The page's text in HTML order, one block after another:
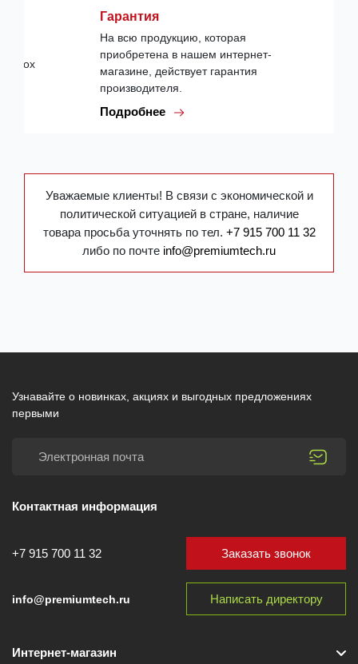
Гарантия
На всю продукцию, которая
приобретена в нашем интернет-
магазине, действует гарантия
производителя.
Подробнее
Уважаемые клиенты! В связи с экономической и
политической ситуацией в стране, наличие
товара просьба уточнять по тел. +7 915 700 11 32
либо по почте info@premiumtech.ru
Узнавайте о новинках, акциях и выгодных предложениях
первыми
Контактная информация
+7 915 700 11 32
info@premiumtech.ru
Заказать звонок
Написать директору
Интернет-магазин